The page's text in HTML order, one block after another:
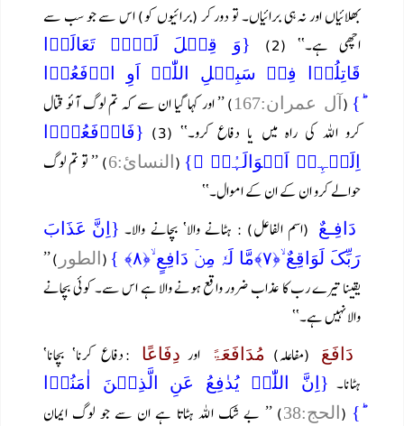
بھلائیاں اور نہ ہی برائیاں۔ تو دور کر (برائیوں کو) اس سے جو سب سے
اچھی ہے۔‘‘ (2)
{وَ قِیۡلَ لَہُمۡ تَعَالَوۡا
قَاتِلُوۡا فِیۡ سَبِیۡلِ اللّٰہِ اَوِ ادۡفَعُوۡا
ؕ}( آل عمران:167
) ’’ اور کہا گیا ان سے کہ تم لوگ آئو قتال
کرو اللہ کی راہ میں یا دفاع کرو۔‘‘ (3)
{فَادۡفَعُوۡۤا
اِلَیۡہِمۡ اَمۡوَالَہُمۡ ۚ} ( النسائ:6 ) ’’ تو تم لوگ
حوالے کرو ان کے ان کے اموال۔‘‘
دَافِـعٌ (اسم الفاعل) : ہٹانے والا‘ بچانے والا۔ {اِنَّ عَذَابَ
رَبِّکَ لَوَاقِعٌ ۙ﴿۷﴾مَّا لَہٗ مِنۡ دَافِعٍ ۙ﴿۸﴾ }
( الطور ) ’’
یقینا تیرے رب کا عذاب ضرور واقع ہونے والا ہے اس سے۔ کوئی بچانے
والا نہیں ہے۔‘‘
دَافَعَ (مفاعلہ) مُدَافَعَۃً اور دِفَاعًا
: دفاع کرنا‘ بچانا‘
ہٹانا۔ {اِنَّ اللّٰہَ یُدٰفِعُ عَنِ الَّذِیۡنَ اٰمَنُوۡا
ؕ} ( الحج:38
) ’’ بے شک اللہ ہٹاتا ہے ان سے جو لوگ ایمان